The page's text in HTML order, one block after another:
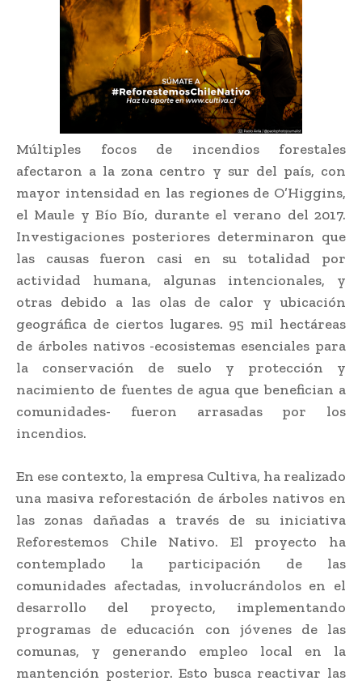
Múltiples focos de incendios forestales
afectaron a la zona centro y sur del país, con
mayor intensidad en las regiones de O’Higgins,
el Maule y Bío Bío, durante el verano del 2017.
Investigaciones posteriores determinaron que
las causas fueron casi en su totalidad por
actividad humana, algunas intencionales, y
otras debido a las olas de calor y ubicación
geográfica de ciertos lugares. 95 mil hectáreas
de árboles nativos -ecosistemas esenciales para
la conservación de suelo y protección y
nacimiento de fuentes de agua que benefician a
comunidades- fueron arrasadas por los
incendios.
En ese contexto, la empresa Cultiva, ha realizado
una masiva reforestación de árboles nativos en
las zonas dañadas a través de su iniciativa
Reforestemos Chile Nativo. El proyecto ha
contemplado la participación de las
comunidades afectadas, involucrándolos en el
desarrollo del proyecto, implementando
programas de educación con jóvenes de las
comunas, y generando empleo local en la
mantención posterior. Esto busca reactivar las